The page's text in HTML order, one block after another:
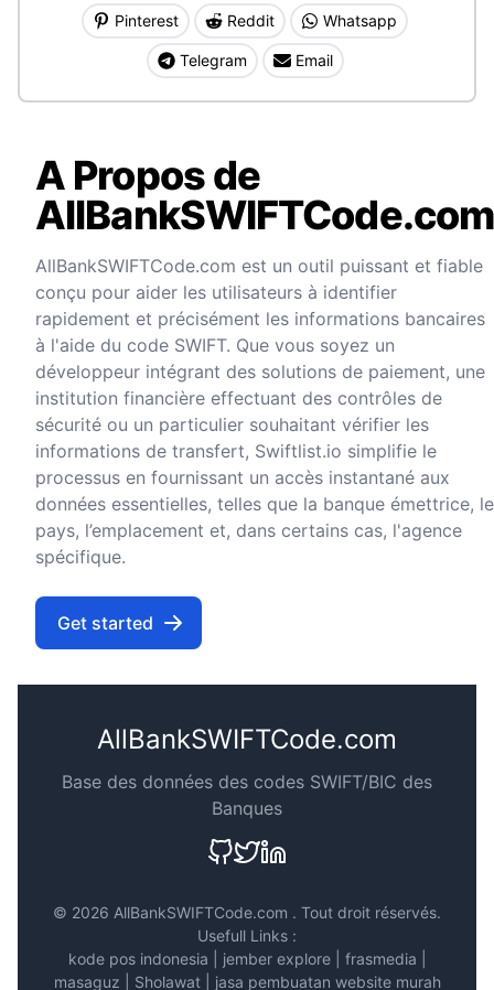
Pinterest Reddit Whatsapp
Telegram Email
A Propos de
AllBankSWIFTCode.com
AllBankSWIFTCode.com est un outil puissant et fiable
conçu pour aider les utilisateurs à identifier
rapidement et précisément les informations bancaires
à l'aide du code SWIFT. Que vous soyez un
développeur intégrant des solutions de paiement, une
institution financière effectuant des contrôles de
sécurité ou un particulier souhaitant vérifier les
informations de transfert, Swiftlist.io simplifie le
processus en fournissant un accès instantané aux
données essentielles, telles que la banque émettrice, le
pays, l’emplacement et, dans certains cas, l'agence
spécifique.
Get started
AllBankSWIFTCode.com
Base des données des codes SWIFT/BIC des
Banques
© 2026 AllBankSWIFTCode.com . Tout droit réservés.
Usefull Links :
kode pos indonesia
jember explore| frasmedia
masaguz
Sholawat| jasa pembuatan website murah